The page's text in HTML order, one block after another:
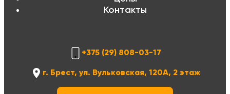
Контакты
+375 (29) 808-03-17
г. Брест, ул. Вульковская, 120А, 2 этаж